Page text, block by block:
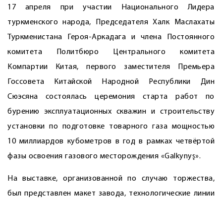
17 апреля при участии Национального Лидера
туркменского народа, Председателя Халк Маслахаты
Туркменистана Героя-­Аркадага и члена Постоянного
комитета Политбюро Центрального комитета
Компартии Китая, первого заместителя Премьера
Госсовета Китайской Народной Республики Дин
Сюэсяна состоялась церемония старта работ по
бурению эксплуатационных скважин и строительству
установки по подготовке товарного газа мощностью
10 миллиардов кубометров в год в рамках четвёртой
фазы освоения газового месторождения «Galkynyş».
На выставке, организованной по случаю торжества,
был представлен макет завода, технологические линии